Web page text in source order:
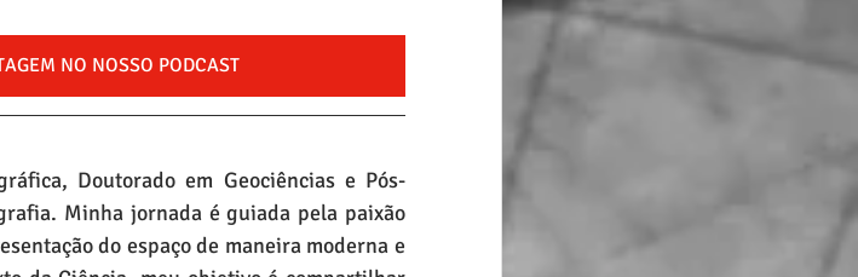
NO NOSSO PODCAST
Doutorado em Geociências e Pós-
Minha jornada é guiada pela paixão
do espaço de maneira moderna e